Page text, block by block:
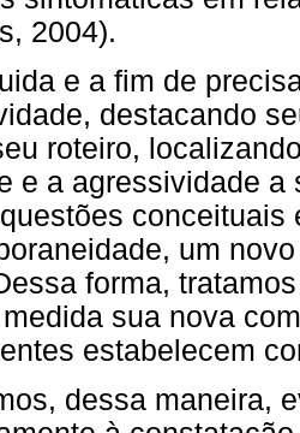
2004).
e a fim de
destacando
roteiro,
e a agressividade
conceituais
um
forma,
sua nova
estabelecem
dessa maneira,